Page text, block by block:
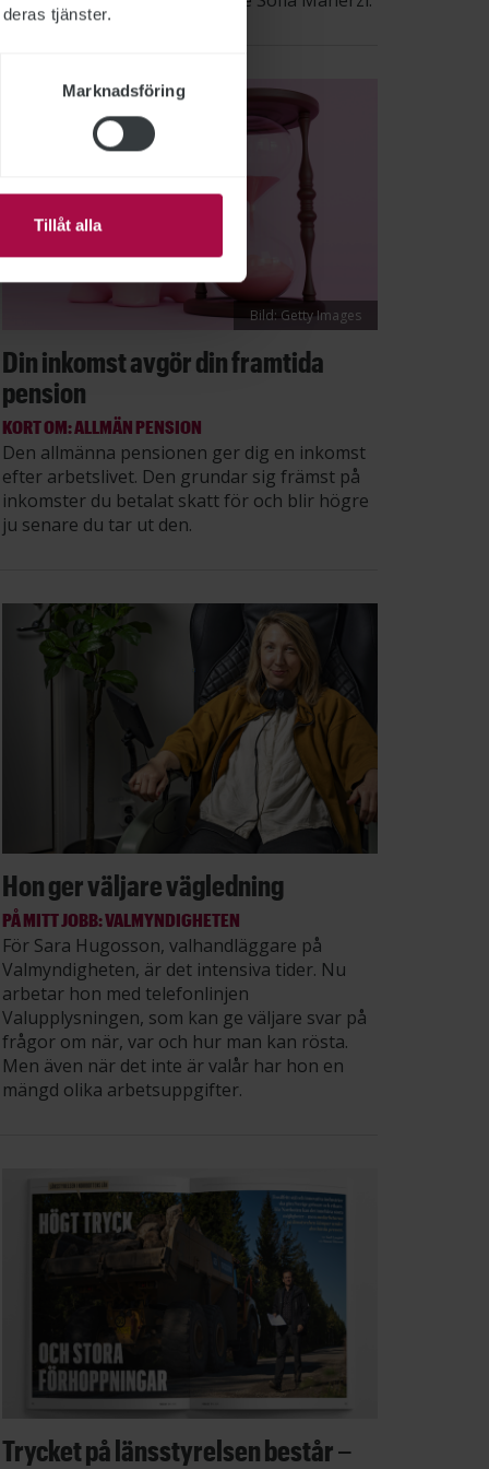
tjänster.
Marknadsföring
Tillåt alla
Bild: Getty Images
Din inkomst avgör din framtida
pension
KORT OM: ALLMÄN PENSION
Den allmänna pensionen ger dig en inkomst
efter arbetslivet. Den grundar sig främst på
inkomster du betalat skatt för och blir högre
ju senare du tar ut den.
Hon ger väljare vägledning
PÅ MITT JOBB: VALMYNDIGHETEN
För Sara Hugosson, valhandläggare på
Valmyndigheten, är det intensiva tider. Nu
arbetar hon med telefonlinjen
Valupplysningen, som kan ge väljare svar på
frågor om när, var och hur man kan rösta.
Men även när det inte är valår har hon en
mängd olika arbetsuppgifter.
Trycket på länsstyrelsen består –